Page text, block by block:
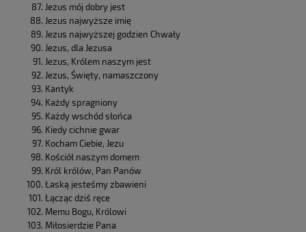
Jezus mój dobry jest
Jezus najwyższe imię
Jezus najwyższej godzien Chwały
Jezus, dla Jezusa
Jezus, Królem naszym jest
Jezus, Święty, namaszczony
Kantyk
Każdy spragniony
Każdy wschód słońca
Kiedy cichnie gwar
Kocham Ciebie, Jezu
Kościół naszym domem
Król królów, Pan Panów
Łaską jesteśmy zbawieni
Łącząc dziś ręce
Memu Bogu, Królowi
Miłosierdzie Pana